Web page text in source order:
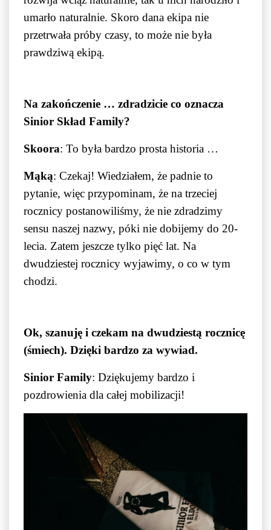
umarło naturalnie. Skoro dana ekipa nie
przetrwała próby czasy, to może nie była
prawdziwą ekipą.
Na zakończenie … zdradzicie co oznacza
Sinior Skład Family?
Skoora: To była bardzo prosta historia …
Mąką: Czekaj! Wiedziałem, że padnie to
pytanie, więc przypominam, że na trzeciej
rocznicy postanowiliśmy, że nie zdradzimy
sensu naszej nazwy, póki nie dobijemy do 20-
lecia. Zatem jeszcze tylko pięć lat. Na
dwudziestej rocznicy wyjawimy, o co w tym
chodzi.
Ok, szanuję i czekam na dwudziestą rocznicę
(śmiech). Dzięki bardzo za wywiad.
Sinior Family: Dziękujemy bardzo i
pozdrowienia dla całej mobilizacji!